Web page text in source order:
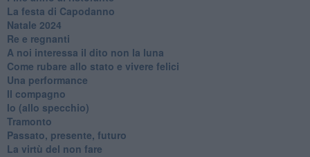
La festa di Capodanno
Natale 2024
Re e regnanti
A noi interessa il dito non la luna
Come rubare allo stato e vivere felici
Una performance
Il compagno
​Io (allo specchio)
Tramonto
Passato, presente, futuro
La virtù del non fare